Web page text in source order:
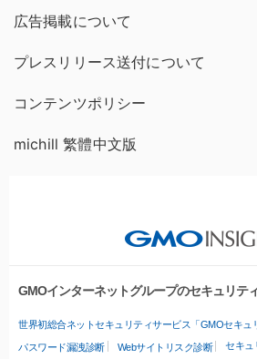
広告掲載について
プレスリリース送付について
コンテンツポリシー
michill 繁體中文版
GMOインターネットグループのセキュリテ
世界初総合ネットセキュリティサービス「GMOセキュ
パスワード漏洩診断 Webサイトリスク診断 セキュ